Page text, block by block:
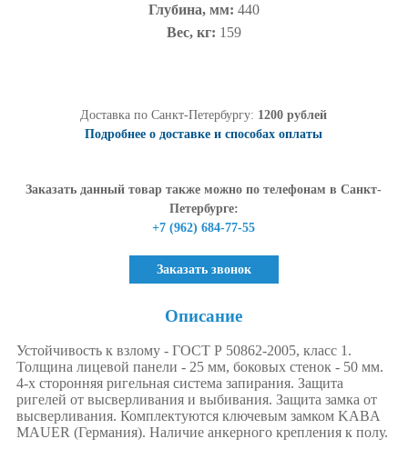
Глубина, мм: 440
Вес, кг: 159
Доставка по Санкт-Петербургу: 1200 рублей
Подробнее о доставке и способах оплаты
Заказать данный товар также можно по телефонам в Санкт-
Петербурге:
+7 (962) 684-77-55
Заказать звонок
Описание
Устойчивость к взлому - ГОСТ Р 50862-2005, класс 1.
Толщина лицевой панели - 25 мм, боковых стенок - 50 мм.
4-х сторонняя ригельная система запирания. Защита
ригелей от высверливания и выбивания. Защита замка от
высверливания. Комплектуются ключевым замком KABA
MAUER (Германия). Наличие анкерного крепления к полу.